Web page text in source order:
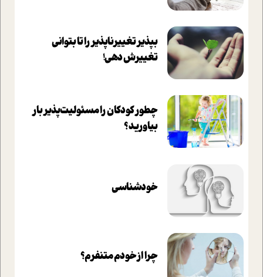
بپذير تغييرناپذير را تا بتواني
تغييرش دهي!‏
چطور کودکان را مسئولیت‌پذیر بار
بیاورید؟
خودشناسی
چرا از خودم متنفرم؟